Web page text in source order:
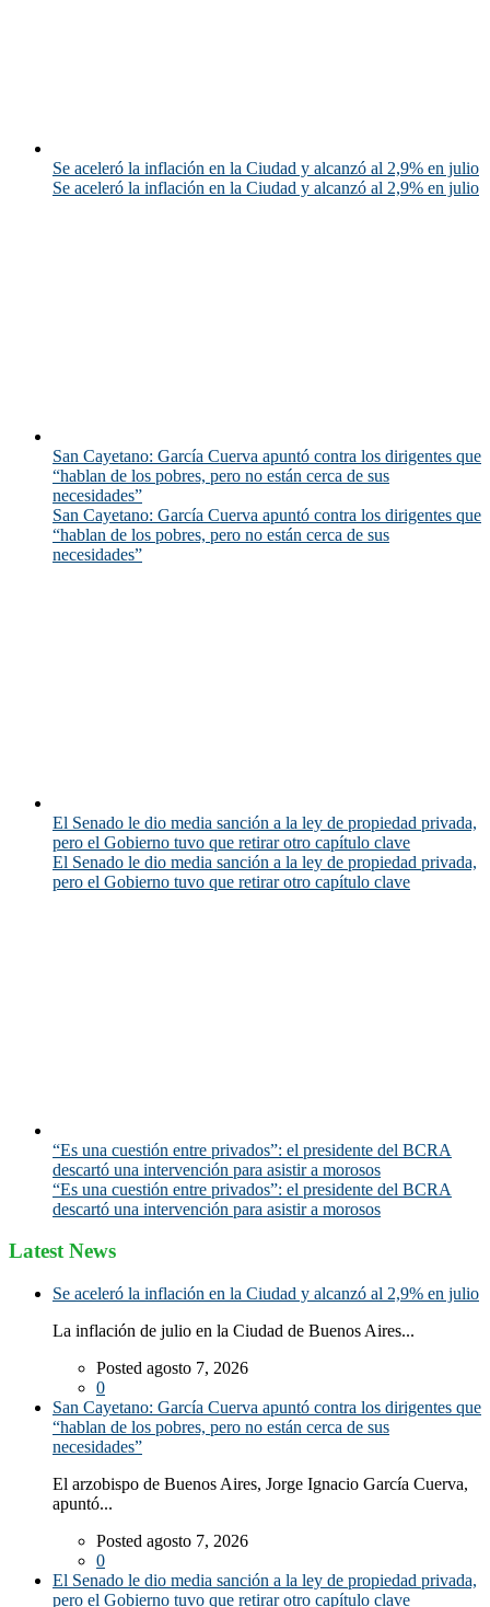
Se aceleró la inflación en la Ciudad y alcanzó al 2,9% en julio
Se aceleró la inflación en la Ciudad y alcanzó al 2,9% en julio
San Cayetano: García Cuerva apuntó contra los dirigentes que
“hablan de los pobres, pero no están cerca de sus
necesidades”
San Cayetano: García Cuerva apuntó contra los dirigentes que
“hablan de los pobres, pero no están cerca de sus
necesidades”
El Senado le dio media sanción a la ley de propiedad privada,
pero el Gobierno tuvo que retirar otro capítulo clave
El Senado le dio media sanción a la ley de propiedad privada,
pero el Gobierno tuvo que retirar otro capítulo clave
“Es una cuestión entre privados”: el presidente del BCRA
descartó una intervención para asistir a morosos
“Es una cuestión entre privados”: el presidente del BCRA
descartó una intervención para asistir a morosos
Latest News
Se aceleró la inflación en la Ciudad y alcanzó al 2,9% en julio
La inflación de julio en la Ciudad de Buenos Aires...
Posted agosto 7, 2026
0
San Cayetano: García Cuerva apuntó contra los dirigentes que
“hablan de los pobres, pero no están cerca de sus
necesidades”
El arzobispo de Buenos Aires, Jorge Ignacio García Cuerva,
apuntó...
Posted agosto 7, 2026
0
El Senado le dio media sanción a la ley de propiedad privada,
pero el Gobierno tuvo que retirar otro capítulo clave